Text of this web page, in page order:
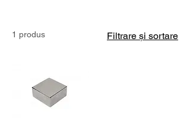
1 produs Filtrare și sortare